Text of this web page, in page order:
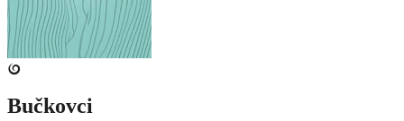
Bučkovci